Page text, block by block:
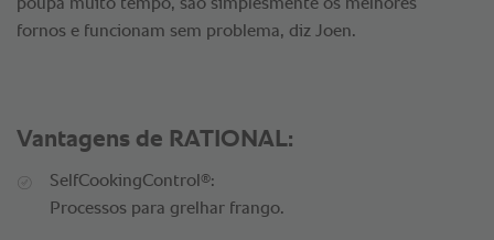
poupa muito tempo, são simplesmente os melhores
fornos e funcionam sem problema, diz Joen.
Vantagens de RATIONAL:
SelfCookingControl ®:
Processos para grelhar frango.